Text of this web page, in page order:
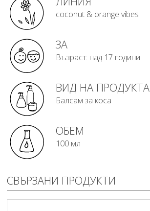
coconut & orange vibes
ЗА
Възраст: над 17 години
ВИД НА ПРОДУКТА
Балсам за коса
ОБЕМ
100 мл
СВЪРЗАНИ ПРОДУКТИ